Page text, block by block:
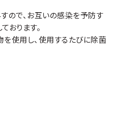
ので、お互いの感染を予防す
おります。
使用し、使用するたびに除菌